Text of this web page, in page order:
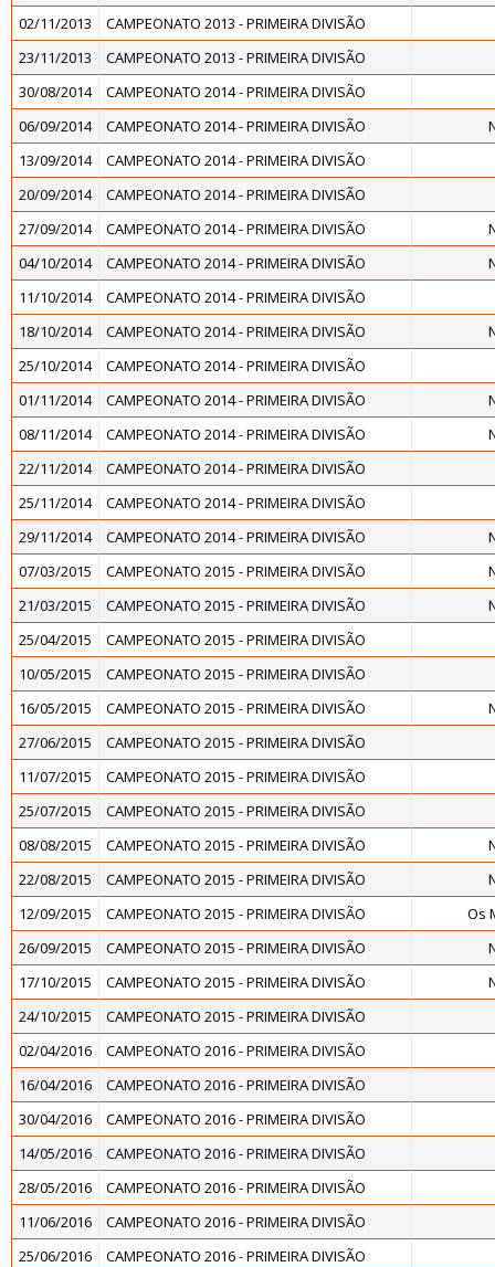
02/11/2013
CAMPEONATO 2013 - PRIMEIRA DIVISÃO
23/11/2013
CAMPEONATO 2013 - PRIMEIRA DIVISÃO
30/08/2014
CAMPEONATO 2014 - PRIMEIRA DIVISÃO
06/09/2014
CAMPEONATO 2014 - PRIMEIRA DIVISÃO
13/09/2014
CAMPEONATO 2014 - PRIMEIRA DIVISÃO
20/09/2014
CAMPEONATO 2014 - PRIMEIRA DIVISÃO
27/09/2014
CAMPEONATO 2014 - PRIMEIRA DIVISÃO
04/10/2014
CAMPEONATO 2014 - PRIMEIRA DIVISÃO
11/10/2014
CAMPEONATO 2014 - PRIMEIRA DIVISÃO
18/10/2014
CAMPEONATO 2014 - PRIMEIRA DIVISÃO
25/10/2014
CAMPEONATO 2014 - PRIMEIRA DIVISÃO
01/11/2014
CAMPEONATO 2014 - PRIMEIRA DIVISÃO
08/11/2014
CAMPEONATO 2014 - PRIMEIRA DIVISÃO
22/11/2014
CAMPEONATO 2014 - PRIMEIRA DIVISÃO
25/11/2014
CAMPEONATO 2014 - PRIMEIRA DIVISÃO
29/11/2014
CAMPEONATO 2014 - PRIMEIRA DIVISÃO
07/03/2015
CAMPEONATO 2015 - PRIMEIRA DIVISÃO
21/03/2015
CAMPEONATO 2015 - PRIMEIRA DIVISÃO
25/04/2015
CAMPEONATO 2015 - PRIMEIRA DIVISÃO
10/05/2015
CAMPEONATO 2015 - PRIMEIRA DIVISÃO
16/05/2015
CAMPEONATO 2015 - PRIMEIRA DIVISÃO
27/06/2015
CAMPEONATO 2015 - PRIMEIRA DIVISÃO
11/07/2015
CAMPEONATO 2015 - PRIMEIRA DIVISÃO
25/07/2015
CAMPEONATO 2015 - PRIMEIRA DIVISÃO
08/08/2015
CAMPEONATO 2015 - PRIMEIRA DIVISÃO
22/08/2015
CAMPEONATO 2015 - PRIMEIRA DIVISÃO
12/09/2015
CAMPEONATO 2015 - PRIMEIRA DIVISÃO
Os
26/09/2015
CAMPEONATO 2015 - PRIMEIRA DIVISÃO
17/10/2015
CAMPEONATO 2015 - PRIMEIRA DIVISÃO
24/10/2015
CAMPEONATO 2015 - PRIMEIRA DIVISÃO
02/04/2016
CAMPEONATO 2016 - PRIMEIRA DIVISÃO
16/04/2016
CAMPEONATO 2016 - PRIMEIRA DIVISÃO
30/04/2016
CAMPEONATO 2016 - PRIMEIRA DIVISÃO
14/05/2016
CAMPEONATO 2016 - PRIMEIRA DIVISÃO
28/05/2016
CAMPEONATO 2016 - PRIMEIRA DIVISÃO
11/06/2016
CAMPEONATO 2016 - PRIMEIRA DIVISÃO
25/06/2016
CAMPEONATO 2016 - PRIMEIRA DIVISÃO